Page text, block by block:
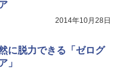
2014年10月28日
に脱力できる「ゼログ
」